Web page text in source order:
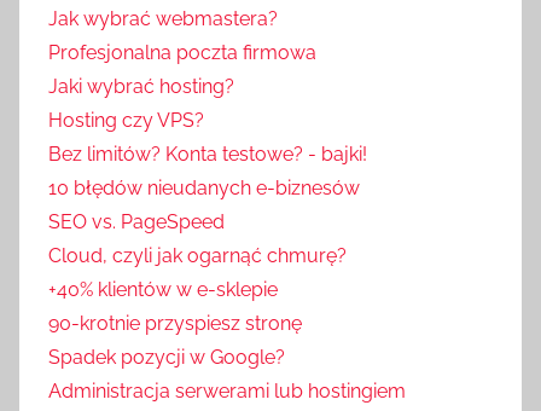
Jak wybrać webmastera?
Profesjonalna poczta firmowa
Jaki wybrać hosting?
Hosting czy VPS?
Bez limitów? Konta testowe? - bajki!
10 błędów nieudanych e-biznesów
SEO vs. PageSpeed
Cloud, czyli jak ogarnąć chmurę?
+40% klientów w e-sklepie
90-krotnie przyspiesz stronę
Spadek pozycji w Google?
Administracja serwerami lub hostingiem